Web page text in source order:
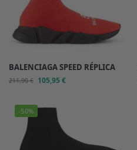
BALENCIAGA SPEED RÉPLICA
211,90€ 105,95€
-50%